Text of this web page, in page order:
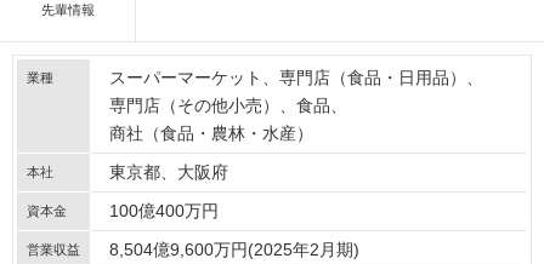
先輩情報
業種 スーパーマーケット
専門店（食品・日用品）
専門店（その他小売）
食品
商社（食品・農林・水産）
本社 東京都、大阪府
資本金 100億400万円
営業収益 8,504億9,600万円(2025年2月期)